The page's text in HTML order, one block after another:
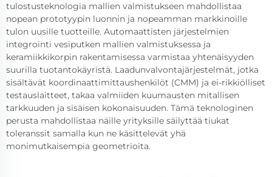
tulostusteknologia mallien valmistukseen mahdollistaa
nopean prototyypin luonnin ja nopeamman markkinoille
tulon uusille tuotteille. Automaattisten järjestelmien
integrointi vesiputken mallien valmistuksessa ja
keramiikkikorpin rakentamisessa varmistaa yhtenäisyyden
suurilla tuotantokäyristä. Laadunvalvontajärjestelmät, jotka
sisältävät koordinaattimittaushenkilöt (CMM) ja ei-rikkiölliset
testauslaitteet, takaa valmiiden kuumausten mitallisen
tarkkuuden ja sisäisen kokonaisuuden. Tämä teknologinen
perusta mahdollistaa näille yrityksille säilyttää tiukat
toleranssit samalla kun ne käsittelevät yhä
monimutkaisempia geometrioita.